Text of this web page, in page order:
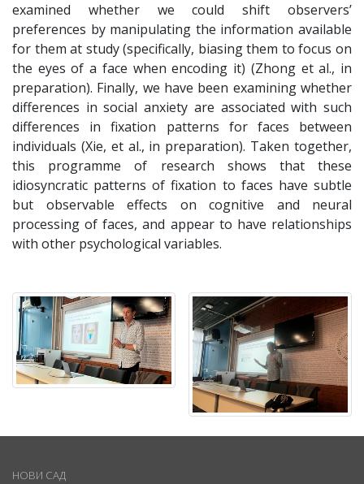
examined whether we could shift observers’
preferences by manipulating the information available
for them at study (specifically, biasing them to focus on
the eyes of a face when encoding it) (Zhong et al., in
preparation). Finally, we have been examining whether
differences in social anxiety are associated with such
differences in fixation patterns for faces between
individuals (Xie, et al., in preparation). Taken together,
this programme of research shows that these
idiosyncratic patterns of fixation to faces have subtle
but observable effects on cognitive and neural
processing of faces, and appear to have relationships
with other psychological variables.
НОВИ САД